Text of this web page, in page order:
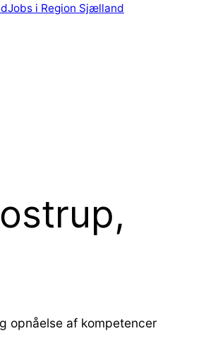
Jobs i Region Sjælland
opnåelse af kompetencer